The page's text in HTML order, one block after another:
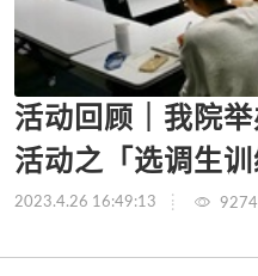
活动回顾｜我院
活动之「选调生训
2023.4.26 16:49:13 9274